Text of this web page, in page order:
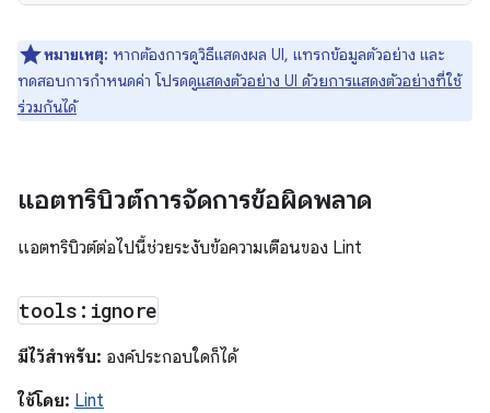
หมายเหตุ: หากต้องการดูวิธีแสดงผล UI, แทรกข้อมูลตัวอย่าง และ
ทดสอบการกำหนดค่า โปรดดูแสดงตัวอย่าง UI ด้วยการแสดงตัวอย่างที่ใช้
ร่วมกันได้
แอตทริบิวต์การจัดการข้อผิดพลาด
แอตทริบิวต์ต่อไปนี้ช่วยระงับข้อความเตือนของ Lint
tools:ignore
มีไว้สำหรับ: องค์ประกอบใดก็ได้
ใช้โดย: Lint